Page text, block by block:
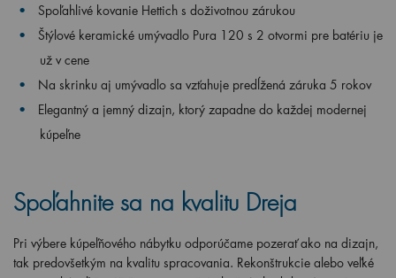
Spoľahlivé kovanie Hettich s doživotnou zárukou
Štýlové keramické umývadlo Pura 120 s 2 otvormi pre batériu je
už v cene
Na skrinku aj umývadlo sa vzťahuje predĺžená záruka 5 rokov
Elegantný a jemný dizajn, ktorý zapadne do každej modernej
kúpeľne
Spoľahnite sa na kvalitu Dreja
Pri výbere kúpeľňového nábytku odporúčame pozerať ako na dizajn,
tak predovšetkým na kvalitu spracovania. Rekonštrukcie alebo veľké